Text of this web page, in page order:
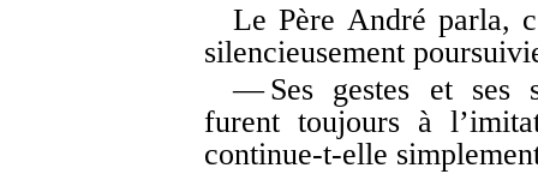
Le Père André parla,
silencieusement
— Ses gestes et ses
furent toujours à
continue-t-elle